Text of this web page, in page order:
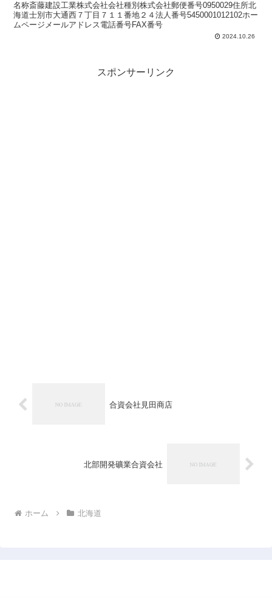
名称斎藤建設工業株式会社会社種別株式会社郵便番号0950029住所北
海道士別市大通西７丁目７１１番地２４法人番号5450001012102ホー
ムページメールアドレス電話番号FAX番号
2024.10.26
スポンサーリンク
合資会社見田商店
北部開発礦業合資会社
ホーム 北海道